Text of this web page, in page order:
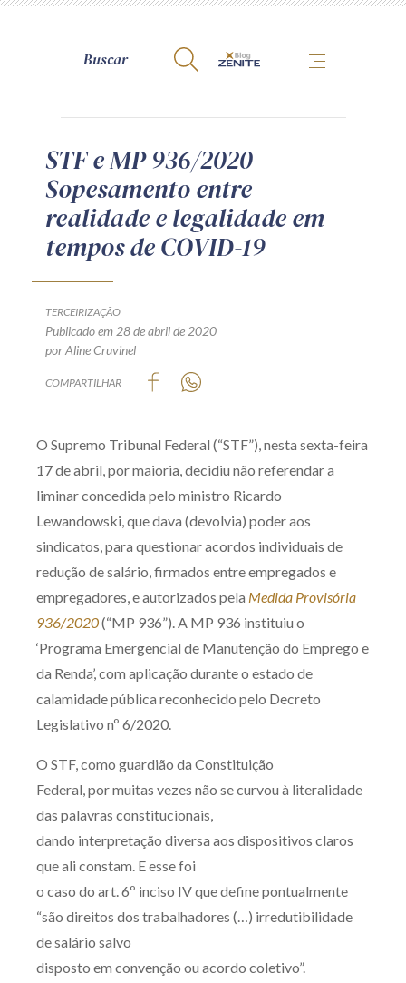
A Zênite
Como publicar conosco
Site da Zênite
Contato
Guia de Direitos dos Titulares de Dados
Zênite Fácil IA
Zênite Play
Orientação por Escrito
Mentoria Zênite
Capacitação
Zênite Online
Eventos presenciais
Zênite in Company
Diferenciais
Receba por RSS
Av. Sete de Setembro, 4698
Batel
Telefone (41) 2109-8666
STF e MP 936/2020 –
Sopesamento entre
realidade e legalidade em
tempos de COVID-19
TERCEIRIZAÇÃO
Publicado em 28 de abril de 2020
por Aline Cruvinel
COMPARTILHAR
O Supremo Tribunal Federal (“STF”), nesta sexta-feira
17 de abril, por maioria, decidiu não referendar a
liminar concedida pelo ministro Ricardo
Lewandowski, que dava (devolvia) poder aos
sindicatos, para questionar acordos individuais de
redução de salário, firmados entre empregados e
empregadores, e autorizados pela Medida Provisória
936/2020(“MP 936”). A MP 936 instituiu o
‘Programa Emergencial de Manutenção do Emprego e
da Renda’, com aplicação durante o estado de
calamidade pública reconhecido pelo Decreto
Legislativo nº 6/2020.
O STF, como guardião da Constituição
Federal, por muitas vezes não se curvou à literalidade
das palavras constitucionais,
dando interpretação diversa aos dispositivos claros
que ali constam. E esse foi
o caso do art. 6º inciso IV que define pontualmente
“são direitos dos trabalhadores (…) irredutibilidade
de salário salvo
disposto em convenção ou acordo coletivo”.